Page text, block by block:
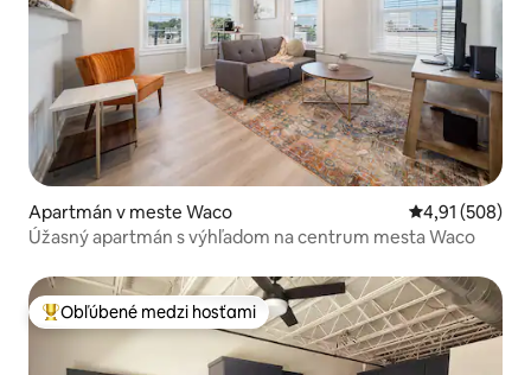
Apartmán v meste Waco Priemerné
4,91 (508)
Úžasný apartmán s výhľadom na centrum mesta Waco
Najobľúbenejšie medzi hosťami
Obľúbené medzi hosťami